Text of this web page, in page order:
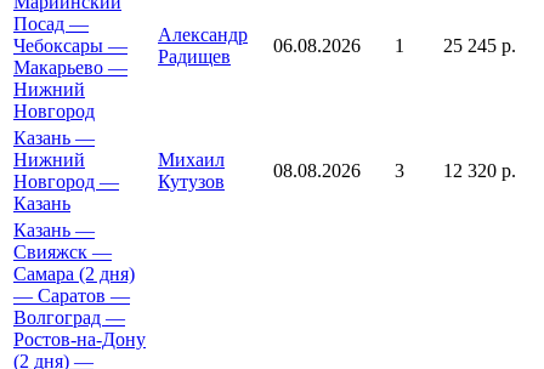
Посад —
Чебоксары —
Макарьево —
Нижний
Новгород
Александр
Радищев
06.08.2026 1 25 245 р.
Казань —
Нижний
Новгород —
Казань
Михаил
Кутузов
08.08.2026 3 12 320 р.
Казань —
Свияжск —
Самара (2 дня)
— Саратов —
Волгоград —
Ростов-на-Дону
(2 дня) —